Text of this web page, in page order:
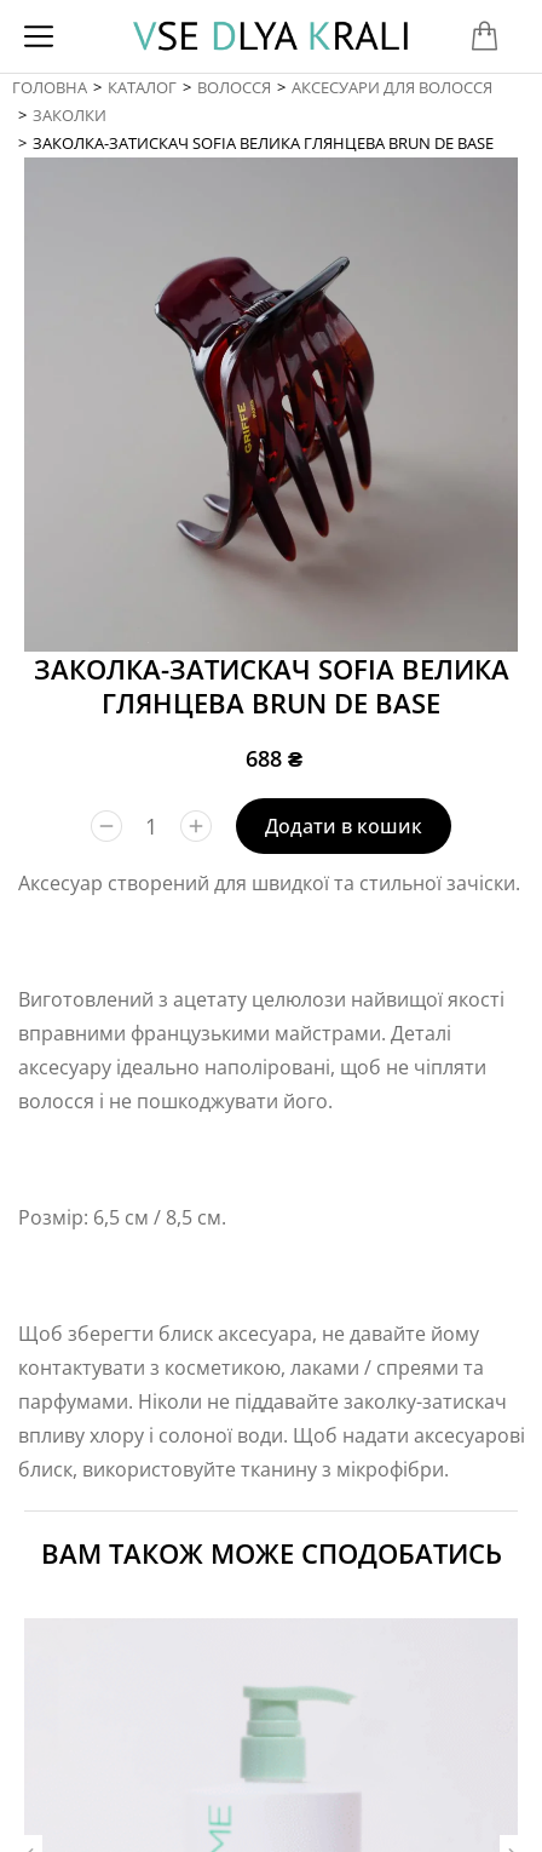
You are here:
ГОЛОВНА КАТАЛОГ ВОЛОССЯ
АКСЕСУАРИ ДЛЯ ВОЛОССЯ
ЗАКОЛКИ
ЗАКОЛКА-ЗАТИСКАЧ SOFIA ВЕЛИКА ГЛЯНЦЕВА BRUN DE BASE
ЗАКОЛКА-ЗАТИСКАЧ SOFIA ВЕЛИКА
ГЛЯНЦЕВА BRUN DE BASE
688 ₴
Додати в кошик
Аксесуар створений для швидкої та стильної зачіски.
Виготовлений з ацетату целюлози найвищої якості
вправними французькими майстрами. Деталі
аксесуару ідеально наполіровані, щоб не чіпляти
волосся і не пошкоджувати його.
Розмір: 6,5 см / 8,5 см.
Щоб зберегти блиск аксесуара, не давайте йому
контактувати з косметикою, лаками / спреями та
парфумами. Ніколи не піддавайте заколку-затискач
впливу хлору і солоної води. Щоб надати аксесуарові
блиск, використовуйте тканину з мікрофібри.
ВАМ ТАКОЖ МОЖЕ СПОДОБАТИСЬ